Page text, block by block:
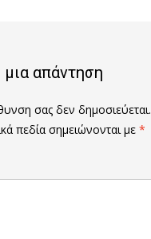
απάντηση
σας δεν δημοσιεύεται.
πεδία σημειώνονται με *